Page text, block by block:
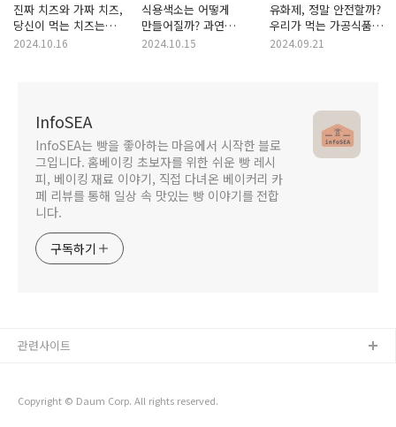
진짜 치즈와 가짜 치즈,
당신이 먹는 치즈는
진짜일까?
2024.10.16
식용색소는 어떻게
만들어질까? 과연
안전할까? 천연색소와
2024.10.15
유화제, 정말 안전할까?
우리가 먹는 가공식품
속 유화제의 모든 것
2024.09.21
InfoSEA
InfoSEA는 빵을 좋아하는 마음에서 시작한 블로
그입니다. 홈베이킹 초보자를 위한 쉬운 빵 레시
피, 베이킹 재료 이야기, 직접 다녀온 베이커리 카
페 리뷰를 통해 일상 속 맛있는 빵 이야기를 전합
니다.
구독하기
Copyright © Daum Corp. All rights reserved.
관련사이트